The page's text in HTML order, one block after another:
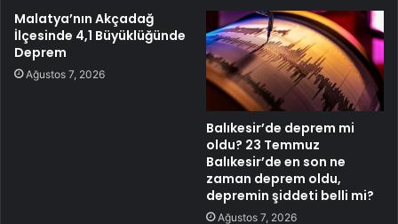
Malatya’nın Akçadağ
İlçesinde 4,1 Büyüklüğünde
Deprem
Ağustos 7, 2026
Balıkesir’de deprem mi
oldu? 23 Temmuz
Balıkesir’de en son ne
zaman deprem oldu,
depremin şiddeti belli mi?
Ağustos 7, 2026